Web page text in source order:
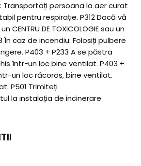
Transportați persoana la aer curat
pentru respirație. P312 Dacă vă
CENTRU DE TOXICOLOGIE sau un
În caz de incendiu: Folosiți pulbere
P403 + P233 A se păstra
într-un loc bine ventilat. P403 +
un loc răcoros, bine ventilat.
P501 Trimiteți
la instalația de incinerare